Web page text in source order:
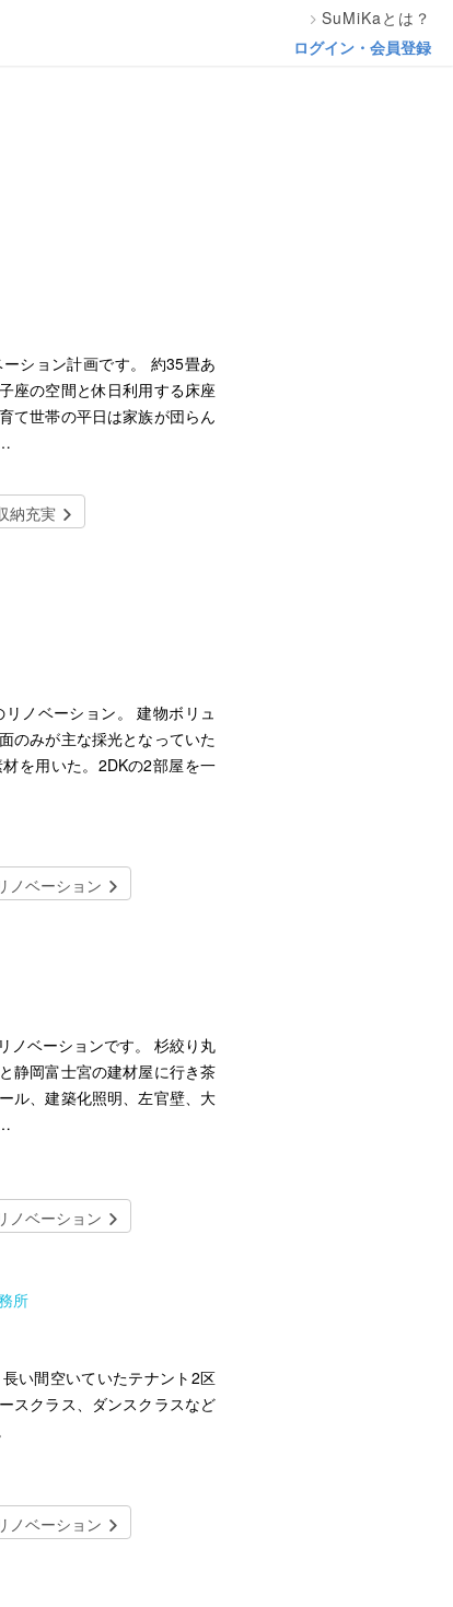
SuMiKaとは？
ログイン・会員登録
ション計画です。 約35畳あ
座の空間と休日利用する床座
て世帯の平日は家族が団らん
納充実
ノベーション。 建物ボリュ
のみが主な採光となっていた
を用いた。​ 2DKの2部屋を一
ノベーション
ノベーションです。 杉絞り丸
静岡富士宮の建材屋に行き茶
ル、建築化照明、左官壁、大
ノベーション
所
い間空いていたテナント2区
スクラス、ダンスクラスなど
ノベーション